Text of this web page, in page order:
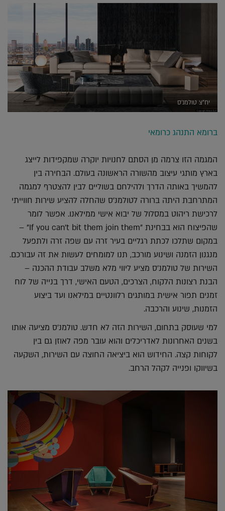
יח"צ טולמנ'ס
ברומא התנהג כרומאי
המגמה הזו צרמה מן הסתם לחנויות יוקרה שמקפידות לייצג
בארץ מותגי עיצוב מהשורה הראשונה בעולם. הבחירה בין
להמשיך באותה הדרך ולהילחם בשוליים לבין להצטרף למגמה
המתרחבת היתה ברורה לטולמנ'ס שהחלה להציע שירות חווייתי
לרכישת ריהוט במסלול של יבוא אישי ממילאנו. אפשר לומר
שהפיצוח הוא בבחינת "If you can't bit them join them" –
במקום שתלכו לכתת רגליים בעיר זרה עם שפה זרה ולתפעל
מנגנון הזמנה ושינוע מורכב, תנו למומחים לעשות את זה עבורכם.
השירות של טולמנ'ס מציע ליווי מלא משלב עבודת ההכנה –
הבנת רצונות הלקוח, הצרכים, הטעם האישי, דרך בנייה של לוח
זמנים תפור אישית במותגים רלוונטיים במילאנו ועד ביצוע
הזמנות, שינוע והרכבה.
למי שעוסק בתחום, השירות הזה לא חדש. טולמנ'ס מציעה אותו
בשנים האחרונות לאדריכלים והוא עובר מפה לאוזן גם בין
לקוחות קצה. החידוש הוא ביציאה החוצה עם השירות, השקעה
בשיווקו ופנייה לקהל הרחב.